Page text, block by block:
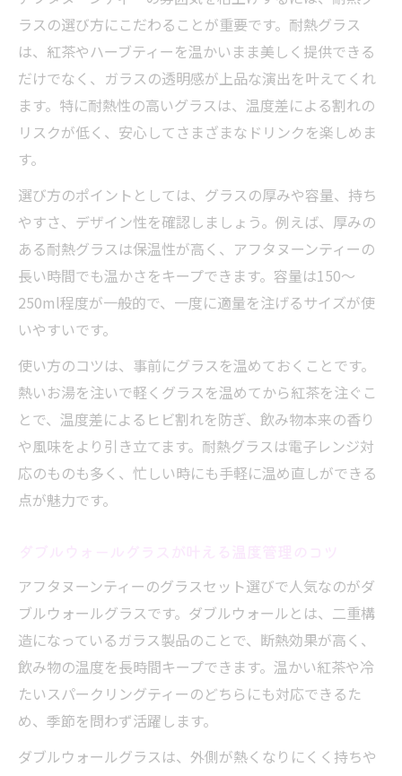
ラスの選び方にこだわることが重要です。耐熱グラス
は、紅茶やハーブティーを温かいまま美しく提供できる
だけでなく、ガラスの透明感が上品な演出を叶えてくれ
ます。特に耐熱性の高いグラスは、温度差による割れの
リスクが低く、安心してさまざまなドリンクを楽しめま
す。
選び方のポイントとしては、グラスの厚みや容量、持ち
やすさ、デザイン性を確認しましょう。例えば、厚みの
ある耐熱グラスは保温性が高く、アフタヌーンティーの
長い時間でも温かさをキープできます。容量は150〜
250ml程度が一般的で、一度に適量を注げるサイズが使
いやすいです。
使い方のコツは、事前にグラスを温めておくことです。
熱いお湯を注いで軽くグラスを温めてから紅茶を注ぐこ
とで、温度差によるヒビ割れを防ぎ、飲み物本来の香り
や風味をより引き立てます。耐熱グラスは電子レンジ対
応のものも多く、忙しい時にも手軽に温め直しができる
点が魅力です。
アフタヌーンティーのグラスセット選びで人気なのがダ
ブルウォールグラスです。ダブルウォールとは、二重構
造になっているガラス製品のことで、断熱効果が高く、
飲み物の温度を長時間キープできます。温かい紅茶や冷
たいスパークリングティーのどちらにも対応できるた
め、季節を問わず活躍します。
ダブルウォールグラスは、外側が熱くなりにくく持ちや